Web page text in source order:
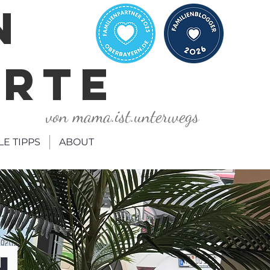
von mama.ist.unterwegs
TIPPS ABOUT